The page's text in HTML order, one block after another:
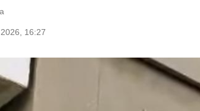
16:27